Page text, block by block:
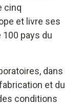
cinq
et livre ses
pays du
dans
et du
conditions